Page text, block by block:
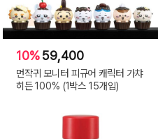
10%59,400
먼작귀 모니터 피규어 캐릭터 가챠
히든 100% (1박스 15개입)